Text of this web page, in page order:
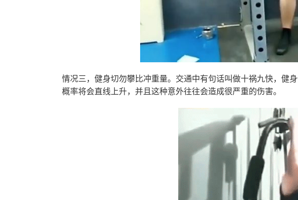
情况三，健身切勿攀比冲重量。交通中有句话叫做十祸九快，健
概率将会直线上升，并且这种意外往往会造成很严重的伤害。